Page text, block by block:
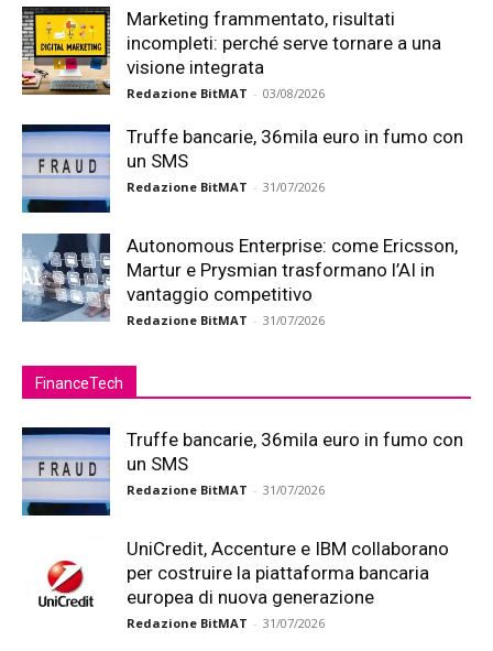
Marketing frammentato, risultati
incompleti: perché serve tornare a una
visione integrata
Redazione BitMAT - 03/08/2026
Truffe bancarie, 36mila euro in fumo con
un SMS
Redazione BitMAT - 31/07/2026
Autonomous Enterprise: come Ericsson,
Martur e Prysmian trasformano l’AI in
vantaggio competitivo
Redazione BitMAT - 31/07/2026
FinanceTech
Truffe bancarie, 36mila euro in fumo con
un SMS
Redazione BitMAT - 31/07/2026
UniCredit, Accenture e IBM collaborano
per costruire la piattaforma bancaria
europea di nuova generazione
Redazione BitMAT - 31/07/2026